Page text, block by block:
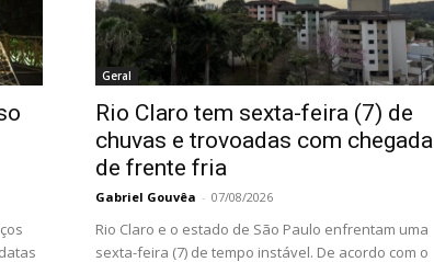
Geral
Rio Claro tem sexta-feira (7) de
chuvas e trovoadas com chegada
de frente fria
Gabriel Gouvêa - 07/08/2026
Rio Claro e o estado de São Paulo enfrentam uma
sexta-feira (7) de tempo instável. De acordo com o